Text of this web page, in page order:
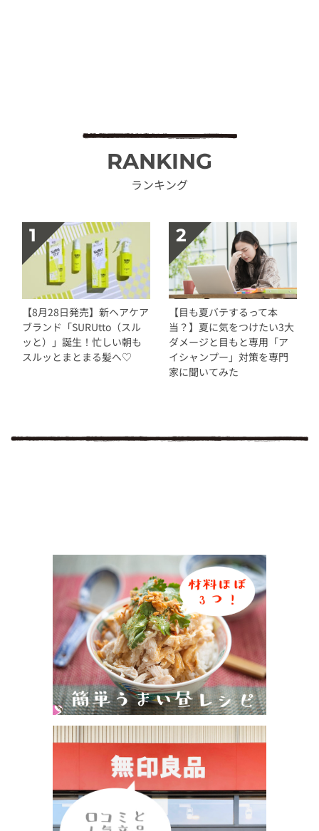
RANKING
ランキング
【8月28日発売】新ヘアケア
ブランド「SURUtto（スル
ッと）」誕生！忙しい朝も
スルッとまとまる髪へ♡
【目も夏バテするって本
当？】夏に気をつけたい3大
ダメージと目もと専用「ア
イシャンプー」対策を専門
家に聞いてみた